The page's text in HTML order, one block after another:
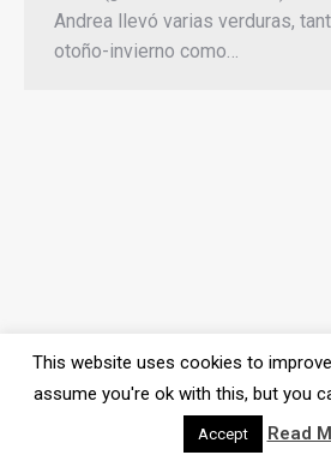
Andrea llevó varias verduras,
otoño-invierno como…
This website uses cookies to improve
assume you're ok with this, but you
Accept Read